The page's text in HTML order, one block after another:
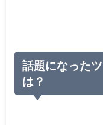
話題になった
は？